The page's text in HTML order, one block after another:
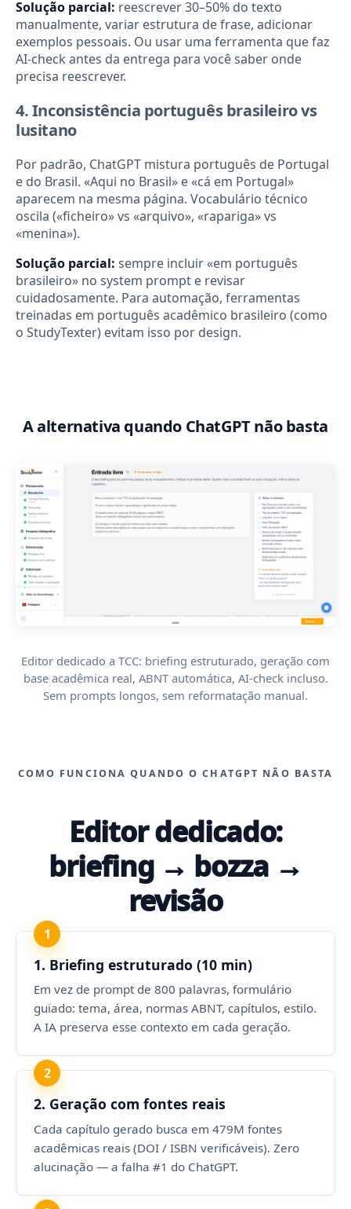
Solução parcial: reescrever 30–50% do texto
manualmente, variar estrutura de frase, adicionar
exemplos pessoais. Ou usar uma ferramenta que faz
AI-check antes da entrega para você saber onde
precisa reescrever.
4. Inconsistência português brasileiro vs
lusitano
Por padrão, ChatGPT mistura português de Portugal
e do Brasil. «Aqui no Brasil» e «cá em Portugal»
aparecem na mesma página. Vocabulário técnico
oscila («ficheiro» vs «arquivo», «rapariga» vs
«menina»).
Solução parcial: sempre incluir «em português
brasileiro» no system prompt e revisar
cuidadosamente. Para automação, ferramentas
treinadas em português acadêmico brasileiro (como
o StudyTexter) evitam isso por design.
A alternativa quando ChatGPT não basta
Editor dedicado a TCC: briefing estruturado, geração com
base acadêmica real, ABNT automática, AI-check incluso.
Sem prompts longos, sem reformatação manual.
COMO FUNCIONA QUANDO O CHATGPT NÃO BASTA
Editor dedicado:
briefing → bozza →
revisão
1
1. Briefing estruturado (10 min)
Em vez de prompt de 800 palavras, formulário
guiado: tema, área, normas ABNT, capítulos, estilo.
A IA preserva esse contexto em cada geração.
2
2. Geração com fontes reais
Cada capítulo gerado busca em 479M fontes
acadêmicas reais (DOI / ISBN verificáveis). Zero
alucinação — a falha #1 do ChatGPT.